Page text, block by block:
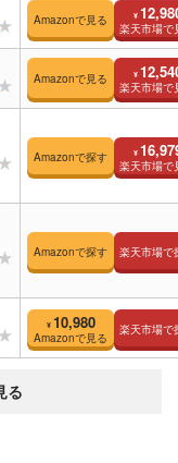
Amazonで見る ¥
楽天市場で
Amazonで見る ¥
楽天市場で
Amazonで探す ¥
楽天市場で
Amazonで探す 楽天市場で
¥ 10,980
Amazonで見る
楽天市場で